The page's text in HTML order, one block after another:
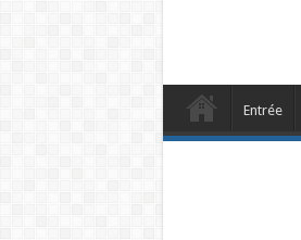
Entrée